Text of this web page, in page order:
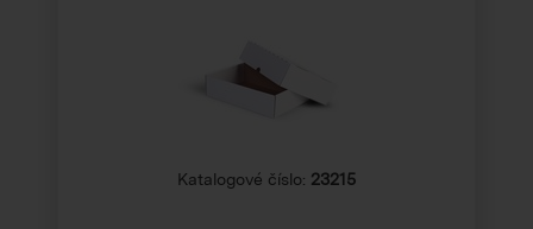
Katalogové číslo: 23215